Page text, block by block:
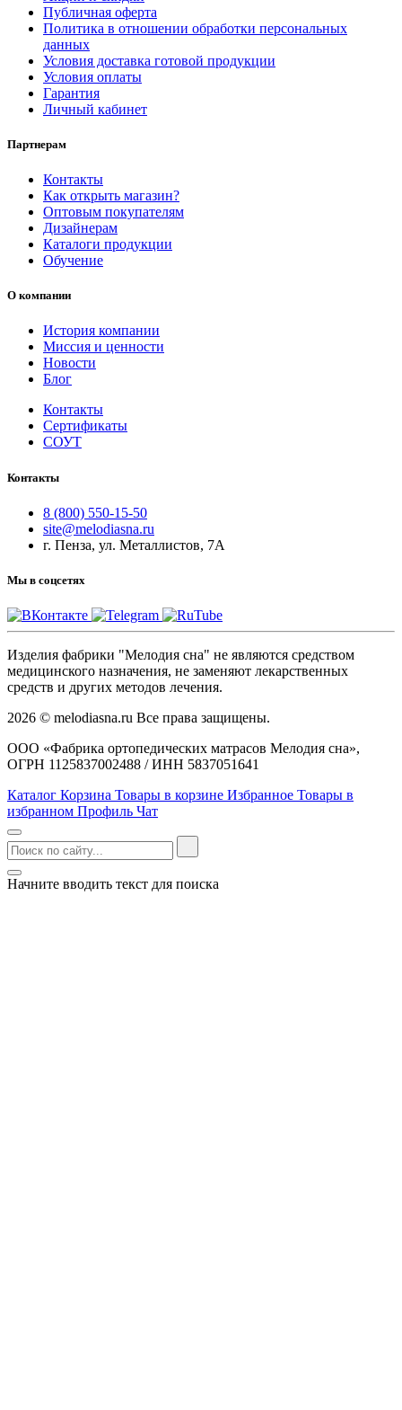
Публичная оферта
Политика в отношении обработки персональных
данных
Условия доставка готовой продукции
Условия оплаты
Гарантия
Личный кабинет
Партнерам
Контакты
Как открыть магазин?
Оптовым покупателям
Дизайнерам
Каталоги продукции
Обучение
О компании
История компании
Миссия и ценности
Новости
Блог
Контакты
Сертификаты
СОУТ
Контакты
8 (800) 550-15-50
site@melodiasna.ru
г. Пенза, ул. Металлистов, 7А
Мы в соцсетях
Изделия фабрики "Мелодия сна" не являются средством
медицинского назначения, не заменяют лекарственных
средств и других методов лечения.
2026 © melodiasna.ru Все права защищены.
ООО «Фабрика ортопедических матрасов Мелодия сна»,
ОГРН 1125837002488 / ИНН 5837051641
Каталог Корзина Товары в корзине Избранное Товары в
избранном Профиль Чат
Начните вводить текст для поиска